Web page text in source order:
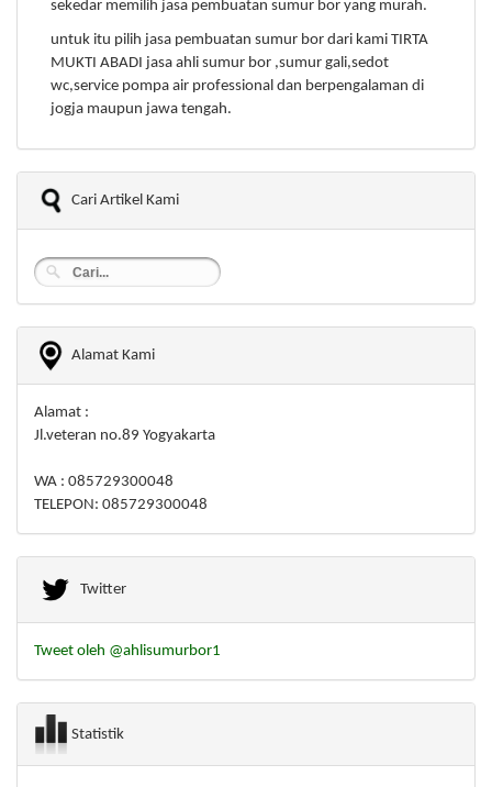
sekedar memilih jasa pembuatan sumur bor yang murah.
untuk itu pilih jasa pembuatan sumur bor dari kami TIRTA
MUKTI ABADI jasa ahli sumur bor ,sumur gali,sedot
wc,service pompa air professional dan berpengalaman di
jogja maupun jawa tengah.
Cari Artikel Kami
Alamat Kami
Alamat :
Jl.veteran no.89 Yogyakarta
WA : 085729300048
TELEPON: 085729300048
Twitter
Tweet oleh @ahlisumurbor1
Statistik